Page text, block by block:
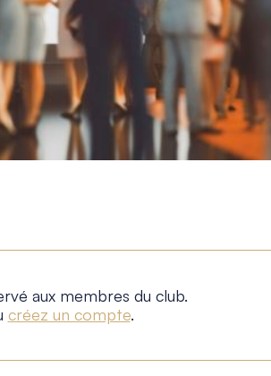
aux membres du club.
créez un compte.